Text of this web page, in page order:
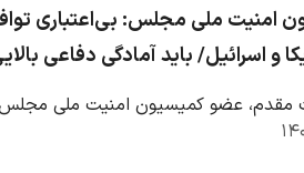
امنیت ملی مجلس: بی‌اعتباری
و اسرائیل/ باید آمادگی دفاعی
عضو کمیسیون امنیت ملی مجلس: